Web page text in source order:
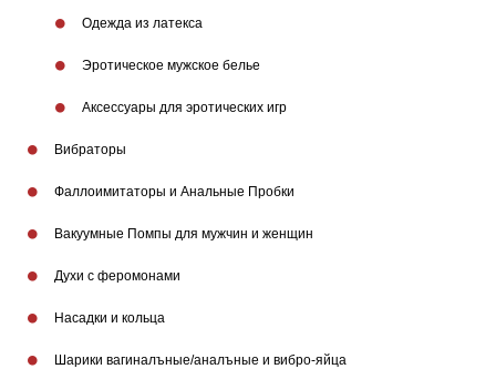
Одежда из латекса
Эротическое мужское белье
Аксессуары для эротических игр
Вибраторы
Фаллоимитаторы и Анальные Пробки
Вакуумные Помпы для мужчин и женщин
Духи с феромонами
Насадки и кольца
Шарики вагиналъные/аналъные и вибро-яйца